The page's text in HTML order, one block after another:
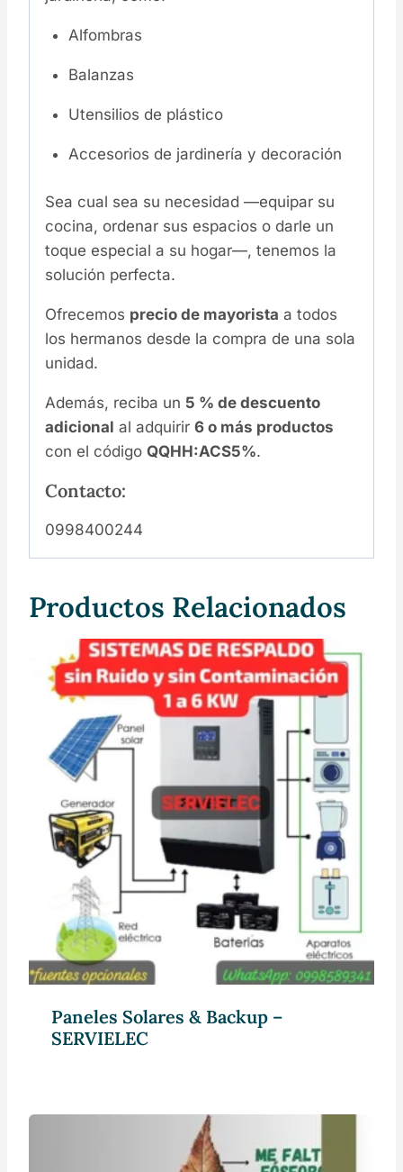
Alfombras
Balanzas
Utensilios de plástico
Accesorios de jardinería y decoración
Sea cual sea su necesidad —equipar su
cocina, ordenar sus espacios o darle un
toque especial a su hogar—, tenemos la
solución perfecta.
Ofrecemos precio de mayorista a todos
los hermanos desde la compra de una sola
unidad.
Además, reciba un 5 % de descuento
adicional al adquirir 6 o más productos
con el código QQHH:ACS5%.
Contacto:
0998400244
Productos Relacionados
Paneles Solares & Backup –
SERVIELEC